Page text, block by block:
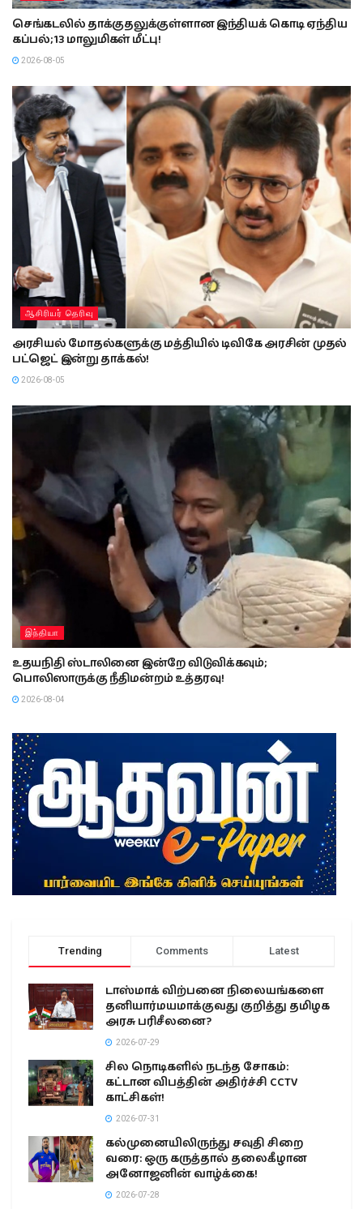
செங்கடலில் தாக்குதலுக்குள்ளான இந்தியக் கொடி ஏந்திய
கப்பல்; 13 மாலுமிகள் மீட்பு!
2026-08-05
ஆசிரியர் தெரிவு
அரசியல் மோதல்களுக்கு மத்தியில் டிவிகே அரசின் முதல்
பட்ஜெட் இன்று தாக்கல்!
2026-08-05
இந்தியா
உதயநிதி ஸ்டாலினை இன்றே விடுவிக்கவும்;
பொலிஸாருக்கு நீதிமன்றம் உத்தரவு!
2026-08-04
Trending Comments Latest
டாஸ்மாக் விற்பனை நிலையங்களை
தனியார்மயமாக்குவது குறித்து தமிழக
அரசு பரிசீலனை?
2026-07-29
சில நொடிகளில் நடந்த சோகம்:
கட்டான விபத்தின் அதிர்ச்சி CCTV
காட்சிகள்!
2026-07-31
கல்முனையிலிருந்து சவுதி சிறை
வரை: ஒரு கருத்தால் தலைகீழான
அனோஜனின் வாழ்க்கை!
2026-07-28